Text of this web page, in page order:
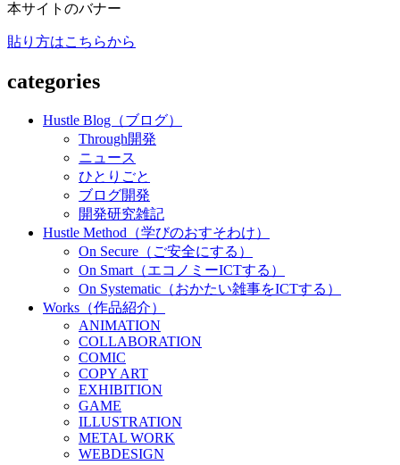
本サイトのバナー
貼り方はこちらから
categories
Hustle Blog（ブログ）
Through開発
ニュース
ひとりごと
ブログ開発
開発研究雑記
Hustle Method（学びのおすそわけ）
On Secure（ご安全にする）
On Smart（エコノミーICTする）
On Systematic（おかたい雑事をICTする）
Works（作品紹介）
ANIMATION
COLLABORATION
COMIC
COPY ART
EXHIBITION
GAME
ILLUSTRATION
METAL WORK
WEBDESIGN